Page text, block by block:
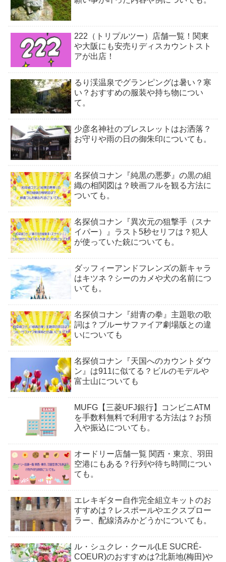
222（トリプルツー）店舗一覧！関東
や大阪にも安売りディスカウントスト
アが出店！
るり渓温泉でグランピングは暑い？寒
い？おすすめの服装や持ち物につい
て。
少彦名神社のブレスレットはお洒落？
お守りや雨の日の御朱印についても。
名探偵コナン『純黒の悪夢』の黒の組
織の相関図は？映画フルを観る方法に
ついても。
名探偵コナン『異次元の狙撃手（スナ
イパー）』ラスト5秒セリフは？犯人
が使っていた銃についても。
ダッフィーアンドフレンズの新キャラ
はキツネ？シーのカメや犬の名前につ
いても。
名探偵コナン『紺青の拳』主題歌の歌
詞は？ブルーサファイア劇場版との違
いについても
名探偵コナン『天国へのカウントダウ
ン』は911に似てる？ビルのモデルや
富士山についても
MUFG【三菱UFJ銀行】コンビニATM
を手数料無料で利用する方法は？お預
入や振込についても。
オードリー店舗一覧 関西・東京、羽田
空港にもある？行列や待ち時間につい
ても。
エレキギター自作完全組立キットのお
すすめは？レスポールやエクスプロー
ラー、配線済みかどうかについても。
ル・シュクレ・クール(LE SUCRÉ-
COEUR)のおすすめは?北新地(梅田)や